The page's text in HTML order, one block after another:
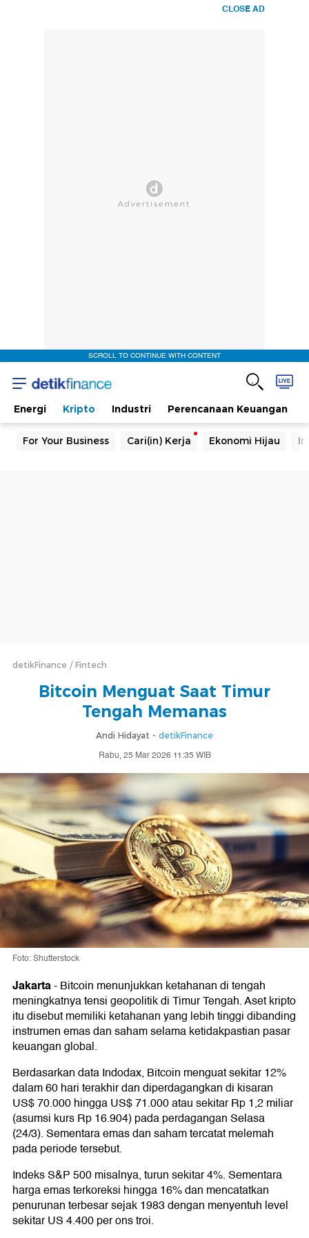
CLOSE AD
SCROLL TO CONTINUE WITH CONTENT
Energi Kripto Industri Perencanaan Keuangan
For Your Business Cari(in) Kerja Ekonomi Hijau
detikFinance Fintech
Bitcoin Menguat Saat Timur
Tengah Memanas
Andi Hidayat - detikFinance
Rabu, 25 Mar 2026 11:35 WIB
Foto: Shutterstock
Jakarta-Bitcoin menunjukkan ketahanan di tengah
meningkatnya tensi geopolitik di Timur Tengah. Aset kripto
itu disebut memiliki ketahanan yang lebih tinggi dibanding
instrumen emas dan saham selama ketidakpastian pasar
keuangan global.
Berdasarkan data Indodax, Bitcoin menguat sekitar 12%
dalam 60 hari terakhir dan diperdagangkan di kisaran
US$ 70.000 hingga US$ 71.000 atau sekitar Rp 1,2 miliar
(asumsi kurs Rp 16.904) pada perdagangan Selasa
(24/3). Sementara emas dan saham tercatat melemah
pada periode tersebut.
Indeks S&P 500 misalnya, turun sekitar 4%. Sementara
harga emas terkoreksi hingga 16% dan mencatatkan
penurunan terbesar sejak 1983 dengan menyentuh level
sekitar US 4.400 per ons troi.